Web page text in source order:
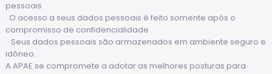
pessoais
· O acesso a seus dados pessoais é feito somente após o
compromisso de confidencialidade
· Seus dados pessoais são armazenados em ambiente seguro e
idôneo.
A APAE se compromete a adotar as melhores posturas para